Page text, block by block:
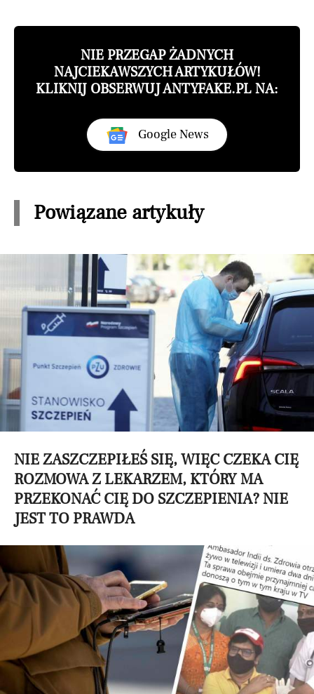
NIE PRZEGAP ŻADNYCH
NAJCIEKAWSZYCH ARTYKUŁÓW!
KLIKNIJ OBSERWUJ ANTYFAKE.PL NA:
Google News
Powiązane artykuły
NIE ZASZCZEPIŁEŚ SIĘ, WIĘC CZEKA CIĘ
ROZMOWA Z LEKARZEM, KTÓRY MA
PRZEKONAĆ CIĘ DO SZCZEPIENIA? NIE
JEST TO PRAWDA